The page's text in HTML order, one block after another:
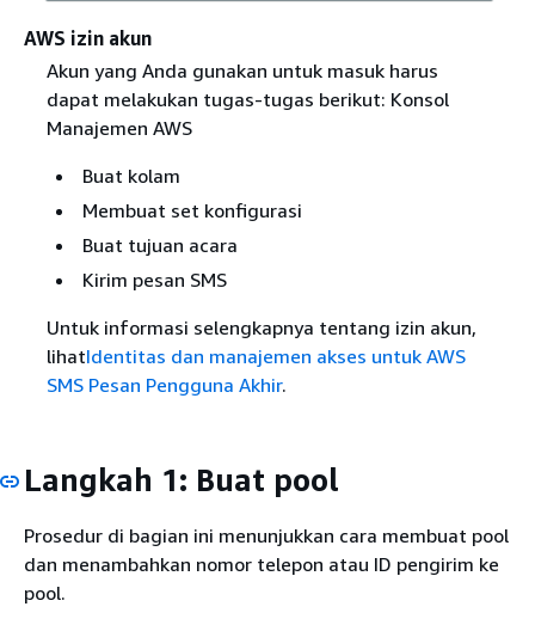
AWS izin akun
Akun yang Anda gunakan untuk masuk harus
dapat melakukan tugas-tugas berikut: Konsol
Manajemen AWS
Buat kolam
Membuat set konfigurasi
Buat tujuan acara
Kirim pesan SMS
Untuk informasi selengkapnya tentang izin akun,
lihatIdentitas dan manajemen akses untuk AWS
SMS Pesan Pengguna Akhir.
Langkah 1: Buat pool
Prosedur di bagian ini menunjukkan cara membuat pool
dan menambahkan nomor telepon atau ID pengirim ke
pool.